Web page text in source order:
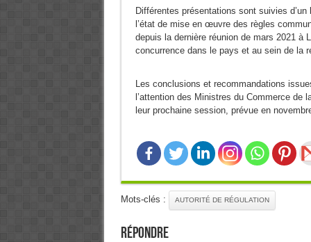
Différentes présentations sont suivies
l’état de mise en œuvre des règles
depuis la dernière réunion de mars 2021 à
concurrence dans le pays et au sein de la
Les conclusions et recommandations
l’attention des Ministres du Commerce de
leur prochaine session, prévue en
Mots-clés : AUTORITÉ DE RÉGULATION
Répondre